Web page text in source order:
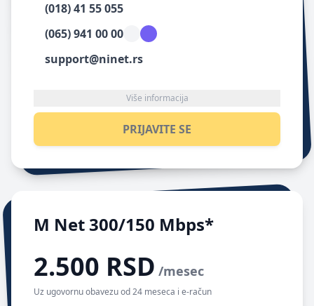
(018) 41 55 055
(065) 941 00 00
support@ninet.rs
Više informacija
PRIJAVITE SE
M Net 300/150 Mbps*
2.500 RSD /mesec
Uz ugovornu obavezu od 24 meseca i e-račun